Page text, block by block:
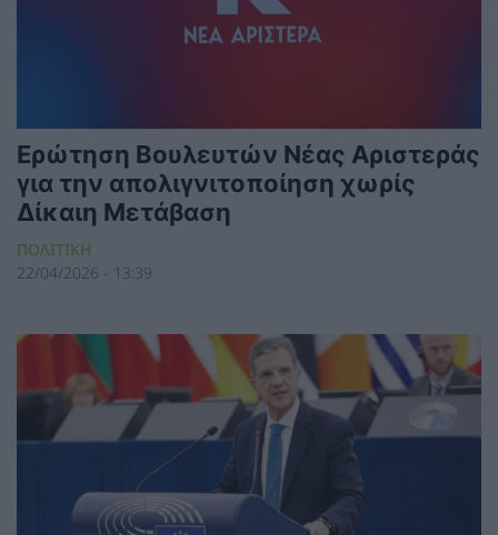
Ερώτηση Βουλευτών Νέας Αριστεράς
για την απολιγνιτοποίηση χωρίς
Δίκαιη Μετάβαση
ΠΟΛΙΤΙΚΗ
22/04/2026 - 13:39